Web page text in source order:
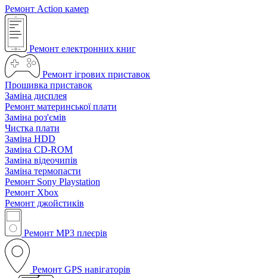
Ремонт Action камер
Ремонт електронних книг
Ремонт ігрових приставок
Прошивка приставок
Заміна дисплея
Ремонт материнської плати
Заміна роз'ємів
Чистка плати
Заміна HDD
Заміна CD-ROM
Заміна відеочипів
Заміна термопасти
Ремонт Sony Playstation
Ремонт Xbox
Ремонт джойстиків
Ремонт MP3 плеєрів
Ремонт GPS навігаторів